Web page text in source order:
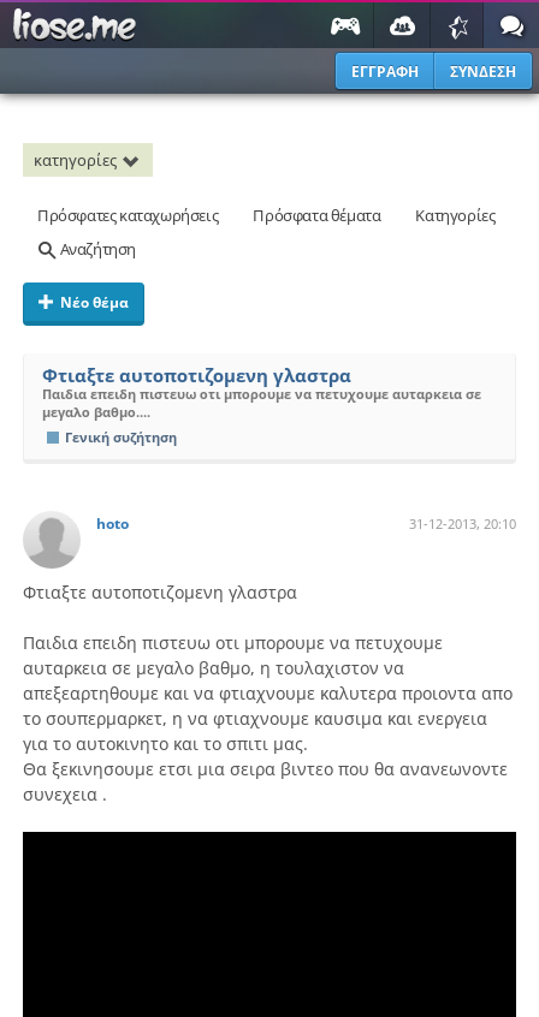
ΕΓΓΡΑΦΗ ΣΥΝΔΕΣΗ
κατηγορίες
Πρόσφατες καταχωρήσεις Πρόσφατα θέματα
Κατηγορίες
Αναζήτηση
Νέο θέμα
Φτιαξτε αυτοποτιζομενη γλαστρα
Παιδια επειδη πιστευω οτι μπορουμε να πετυχουμε αυταρκεια σε
μεγαλο βαθμο....
Γενική συζήτηση
hoto 31-12-2013, 20:10
Φτιαξτε αυτοποτιζομενη γλαστρα
Παιδια επειδη πιστευω οτι μπορουμε να πετυχουμε
αυταρκεια σε μεγαλο βαθμο, η τουλαχιστον να
απεξεαρτηθουμε και να φτιαχνουμε καλυτερα προιοντα απο
το σουπερμαρκετ, η να φτιαχνουμε καυσιμα και ενεργεια
για το αυτοκινητο και το σπιτι μας.
Θα ξεκινησουμε ετσι μια σειρα βιντεο που θα ανανεωνοντε
συνεχεια .